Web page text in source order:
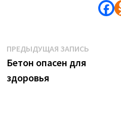
Навигация
по
записям
ПРЕДЫДУЩАЯ ЗАПИСЬ
Бетон опасен для
здоровья